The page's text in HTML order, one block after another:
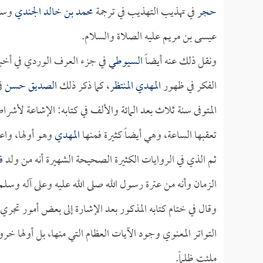
حجرفي تهذيب التهذيب في ترجمةمحمد بن خالد الجندي
عيسى بن مريم عليه الصلاة والسلام.
ونقل ذلك عنه أيضاًالسيوطيفي جزء العرف الوردي في
الفكر في ظهورالمهدي المنتظر، كما ذكر ذلكالصديق حسن
المتوفى سنة ثلاث بعد المائة والألف في كتابه: الإشاعة
تعقبها الساعة، وهي أيضاً كثيرة فمنهاالمهديوهو أولها،
ثم الذي في الروايات الكثيرة الصحيحة الشهيرة أنه من ولد
الزمان وأنه من عترة رسول الله صلى الله عليه وعلى آله
وقال في ختام كتابه المذكور بعد الإشارة إلى بعض أمور
التواتر المعنوي وجود الآيات العظام التي منها، بل أولها